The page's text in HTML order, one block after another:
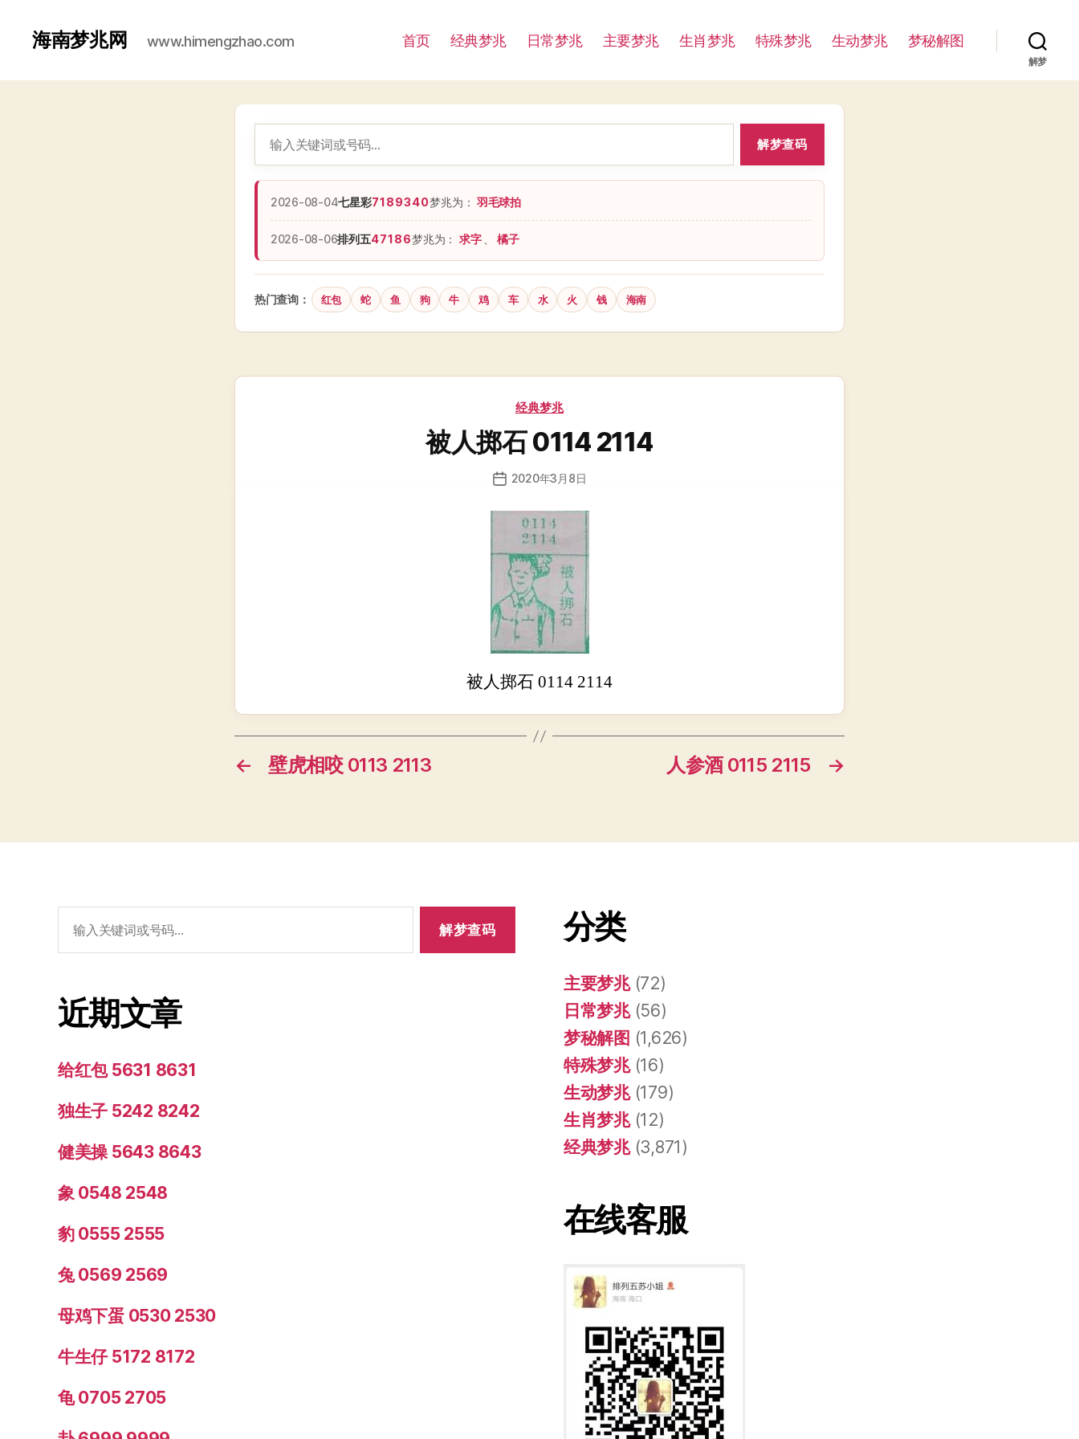
海南梦兆网 www.himengzhao.com 首页 经典梦兆 日常梦兆 主要梦兆 生肖梦兆 特殊梦兆 生动梦兆 梦秘解图
解梦
解梦查码
2026-08-04七星彩7189340梦兆为：羽毛球拍
2026-08-06排列五47186梦兆为： 求字 橘子
热门查询： 红包 蛇 鱼 狗 牛 鸡 车 水 火 钱 海南
分
经典梦兆
被人掷石 0114 2114
发
日
2020年3月8日
被人掷石 0114 2114
← 壁虎相咬 0113 2113 →
人参酒 0115 2115
索：
近期文章
给红包 5631 8631
独生子 5242 8242
健美操 5643 8643
象 0548 2548
豹 0555 2555
兔 0569 2569
母鸡下蛋 0530 2530
牛生仔 5172 8172
龟 0705 2705
分类
主要梦兆(72)
日常梦兆(56)
梦秘解图 (1,626)
特殊梦兆(16)
生动梦兆(179)
生肖梦兆(12)
经典梦兆(3,871)
在线客服